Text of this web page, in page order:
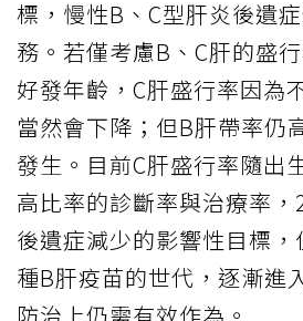
標，慢性B、C型肝炎後遺
務。若僅考慮B、C肝的盛
好發年齡，C肝盛行率因為
當然會下降；但B肝帶率仍
發生。目前C肝盛行率隨出
高比率的診斷率與治療率
後遺症減少的影響性目標
種B肝疫苗的世代，逐漸進